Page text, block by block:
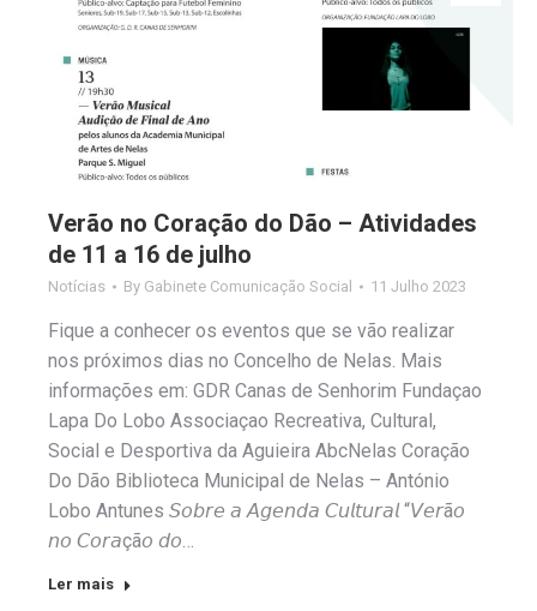
Verão no Coração do Dão – Atividades
de 11 a 16 de julho
Notícias By Gabinete Comunicação Social 11 Julho 2023
Fique a conhecer os eventos que se vão realizar
nos próximos dias no Concelho de Nelas. Mais
informações em: GDR Canas de Senhorim Fundaçao
Lapa Do Lobo Associaçao Recreativa, Cultural,
Social e Desportiva da Aguieira AbcNelas Coração
Do Dão Biblioteca Municipal de Nelas – António
Lobo Antunes 𝘚𝘰𝘣𝘳𝘦 𝘢 𝘈𝘨𝘦𝘯𝘥𝘢 𝘊𝘶𝘭𝘵𝘶𝘳𝘢𝘭 “𝘝𝘦𝘳ã𝘰
𝘯𝘰 𝘊𝘰𝘳𝘢çã𝘰 𝘥𝘰…
Ler mais